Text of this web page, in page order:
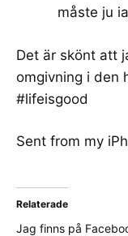
måste ju
Det är skönt att
omgivning i den
#lifeisgood
Sent from my
Relaterade
Jag finns på